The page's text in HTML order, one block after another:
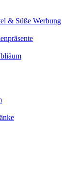
& Süße Werbung